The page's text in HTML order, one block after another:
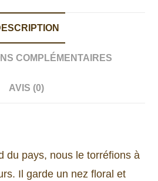
COMPLÉMENTAIRES
AVIS (0)
du pays, nous le torréfions à
Il garde un nez floral et